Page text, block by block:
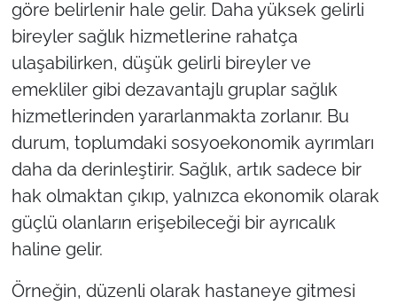
göre belirlenir hale gelir. Daha yüksek gelirli
bireyler sağlık hizmetlerine rahatça
ulaşabilirken, düşük gelirli bireyler ve
emekliler gibi dezavantajlı gruplar sağlık
hizmetlerinden yararlanmakta zorlanır. Bu
durum, toplumdaki sosyoekonomik ayrımları
daha da derinleştirir. Sağlık, artık sadece bir
hak olmaktan çıkıp, yalnızca ekonomik olarak
güçlü olanların erişebileceği bir ayrıcalık
haline gelir.
Örneğin, düzenli olarak hastaneye gitmesi